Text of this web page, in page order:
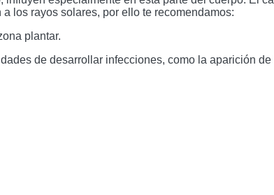
los rayos solares, por ello te recomendamos:
plantar.
de desarrollar infecciones, como la aparición